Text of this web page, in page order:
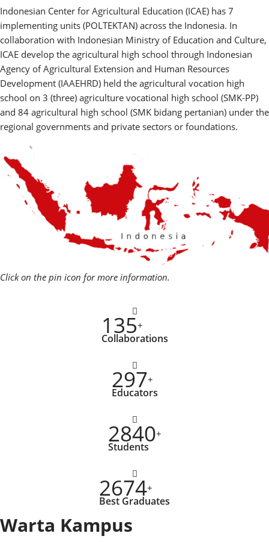
Indonesian Center for Agricultural Education (ICAE) has 7
implementing units (POLTEKTAN) across the Indonesia. In
collaboration with Indonesian Ministry of Education and Culture,
ICAE develop the agricultural high school through Indonesian
Agency of Agricultural Extension and Human Resources
Development (IAAEHRD) held the agricultural vocation high
school on 3 (three) agriculture vocational high school (SMK-PP)
and 84 agricultural high school (SMK bidang pertanian) under the
regional governments and private sectors or foundations.
Click on the pin icon for more information.
135+
Collaborations
297+
Educators
2840+
Students
2674+
Best Graduates
Warta Kampus